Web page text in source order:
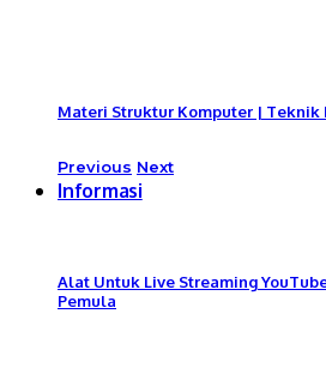
Materi Struktur Komputer | Teknik
Previous Next
Informasi
Alat Untuk Live Streaming
Pemula